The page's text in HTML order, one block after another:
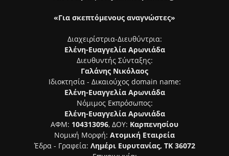
«Για σκεπτόμενους αναγνώστες»
Διαχειρίστρια-Διευθύντρια:
Ελένη-Ευαγγελία Αρωνιάδα
Διευθυντής Σύνταξης:
Γαλάνης Νικόλαος
Ιδιοκτησία - Δικαιούχος domain name:
Ελένη-Ευαγγελία Αρωνιάδα
Νόμιμος Εκπρόσωπος:
Ελένη-Ευαγγελία Αρωνιάδα
ΑΦΜ: 104313096, ΔΟΥ: Καρπενησίου
Νομική Μορφή: Ατομική Εταιρεία
Έδρα - Γραφεία: Λημέρι Ευρυτανίας, ΤΚ 36072